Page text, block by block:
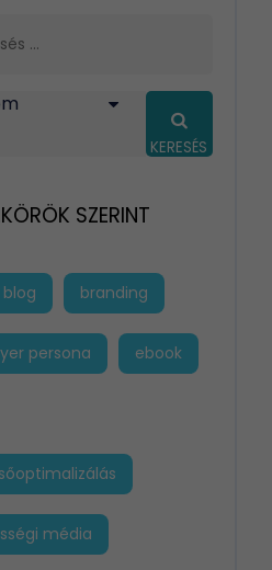
KERESÉS
SZERINT
blog branding
persona ebook
média